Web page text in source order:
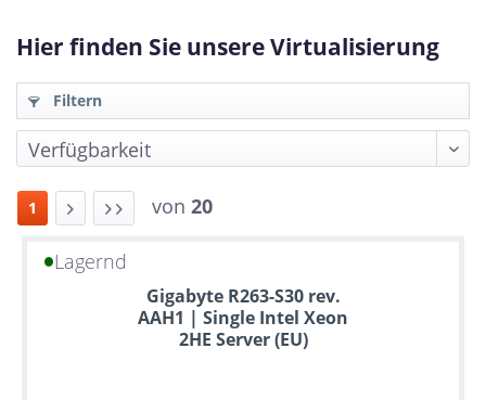
Hier finden Sie unsere Virtualisierung
Filtern
1 von 20
Lagernd
Gigabyte R263-S30 rev.
AAH1 | Single Intel Xeon
2HE Server (EU)